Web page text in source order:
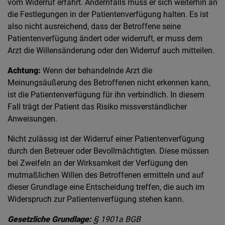
vom Widerruf erfährt. Andernfalls muss er sich weiterhin an
die Festlegungen in der Patientenverfügung halten. Es ist
also nicht ausreichend, dass der Betroffene seine
Patientenverfügung ändert oder widerruft, er muss dem
Arzt die Willensänderung oder den Widerruf auch mitteilen.
Achtung: Wenn der behandelnde Arzt die
Meinungsäußerung des Betroffenen nicht erkennen kann,
ist die Patientenverfügung für ihn verbindlich. In diesem
Fall trägt der Patient das Risiko missverständlicher
Anweisungen.
Nicht zulässig ist der Widerruf einer Patientenverfügung
durch den Betreuer oder Bevollmächtigten. Diese müssen
bei Zweifeln an der Wirksamkeit der Verfügung den
mutmaßlichen Willen des Betroffenen ermitteln und auf
dieser Grundlage eine Entscheidung treffen, die auch im
Widerspruch zur Patientenverfügung stehen kann.
Gesetzliche Grundlage:§ 1901a BGB